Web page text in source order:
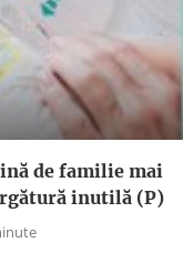
de familie mai
inutilă (P)